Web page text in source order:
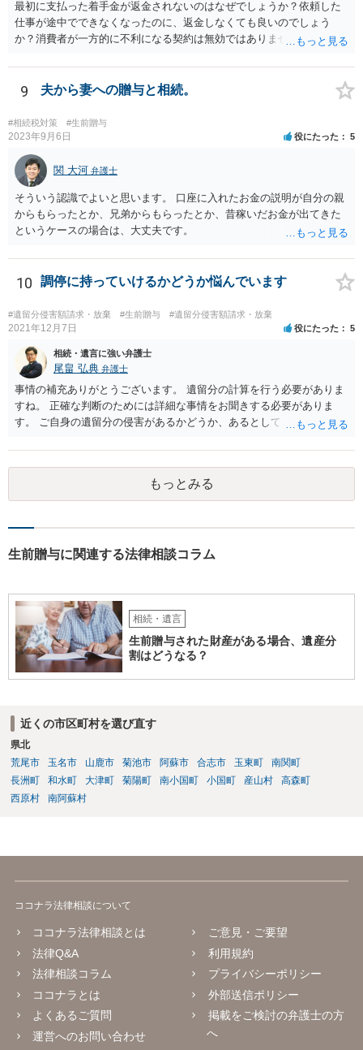
最初に支払った着手金が返金されないのはなぜでしょうか？依頼した
仕事が途中でできなくなったのに、返金しなくても良いのでしょう
か？消費者が一方的に不利になる契約は無効ではありませんか？
務があると思います。 倒れた弁護士が所属する弁護士会に相談さ
れた方がよいと思います。 倒れた弁護士は脳梗塞で倒れたようで
すが、 判断能力があり、復代理を倒れた弁護士の判断で復代理を
選任したのか 即ち、復代理人の選任は有効なのかという問題もあ
ると思います。
9 夫から妻への贈与と相続。
#相続税対策 #生前贈与
2023年9月6日 役にたった 5
関 大河 弁護士
そういう認識でよいと思います。 口座に入れたお金の説明が自分の親
からもらったとか、兄弟からもらったとか、昔稼いだお金が出てきた
というケースの場合は、大丈夫です。
10 調停に持っていけるかどうか悩んでいます
#遺留分侵害額請求・放棄 #生前贈与 #遺留分侵害額請求・放棄
2021年12月7日 役にたった 5
相続・遺言に強い弁護士
尾畠 弘典 弁護士
事情の補充ありがとうございます。 遺留分の計算を行う必要がありま
すね。 正確な判断のためには詳細な事情をお聞きする必要がありま
す。 ご自身の遺留分の侵害があるかどうか、あるとしてどの程度の金
相談されるのが良いと思います。
もっとみる
生前贈与に関連する法律相談コラム
相続・遺言
生前贈与された財産がある場合、遺産分
割はどうなる？
近くの市区町村を選び直す
県北
荒尾市
玉名市 山鹿市 菊池市 阿蘇市 合志市 玉東町
南関町
長洲町
和水町 大津町 菊陽町 南小国町 小国町 産山村
高森町
西原村
南阿蘇村
ココナラ法律相談について
ココナラ法律相談とは
法律Q&A
法律相談コラム
ココナラとは
よくあるご質問
運営へのお問い合わせ
ご意見・ご要望
利用規約
プライバシーポリシー
外部送信ポリシー
掲載をご検討の弁護士の方
へ